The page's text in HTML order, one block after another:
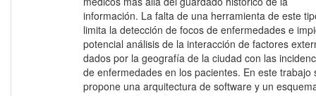
información. La falta de una herramienta de este
limita la detección de focos de enfermedades e
potencial análisis de la interacción de factores
dados por la geografía de la ciudad con las
de enfermedades en los pacientes. En este trabajo
propone una arquitectura de software y un